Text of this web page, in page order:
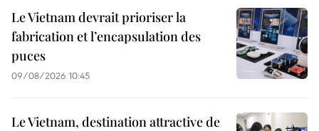
Le Vietnam devrait prioriser la
fabrication et l’encapsulation des
puces
09/08/2026 10:45
Le Vietnam, destination attractive de